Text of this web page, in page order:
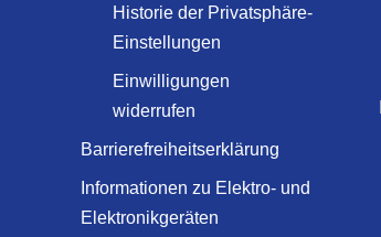
Historie der Privatsphäre-
Einstellungen
Einwilligungen
widerrufen
Barrierefreiheitserklärung
Informationen zu Elektro- und
Elektronikgeräten